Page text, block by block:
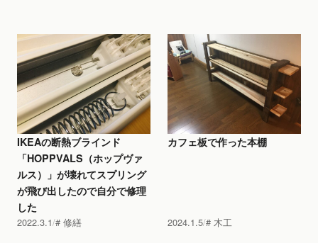
IKEAの断熱ブラインド
「HOPPVALS（ホップヴァ
ルス）」が壊れてスプリング
が飛び出したので自分で修理
した
2022.3.1 修繕
カフェ板で作った本棚
2024.1.5 木工